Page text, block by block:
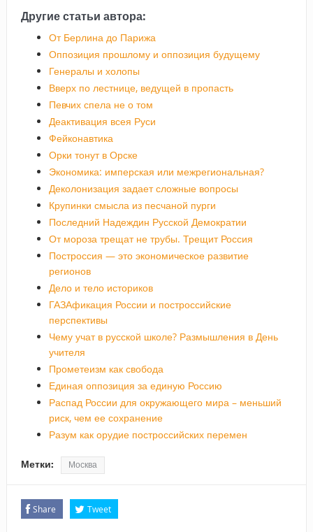
Другие статьи автора:
От Берлина до Парижа
Оппозиция прошлому и оппозиция будущему
Генералы и холопы
Вверх по лестнице, ведущей в пропасть
Певчих спела не о том
Деактивация всея Руси
Фейконавтика
Орки тонут в Орске
Экономика: имперская или межрегиональная?
Деколонизация задает сложные вопросы
Крупинки смысла из песчаной пурги
Последний Надеждин Русской Демократии
От мороза трещат не трубы. Трещит Россия
Построссия — это экономическое развитие
регионов
Дело и тело историков
ГАЗАфикация России и построссийские
перспективы
Чему учат в русской школе? Размышления в День
учителя
Прометеизм как свобода
Единая оппозиция за единую Россию
Распад России для окружающего мира – меньший
риск, чем ее сохранение
Разум как орудие построссийских перемен
Метки: Москва
Share Tweet